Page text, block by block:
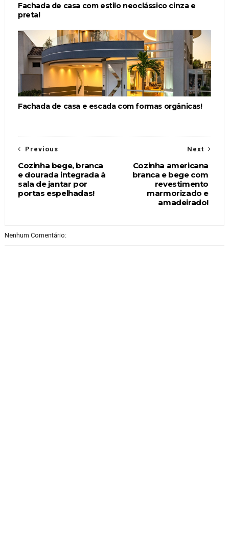
Fachada de casa com estilo neoclássico cinza e
preta!
Fachada de casa e escada com formas orgânicas!
Next
Cozinha americana
branca e bege com
revestimento
marmorizado e
amadeirado!
Previous
Cozinha bege, branca
e dourada integrada à
sala de jantar por
portas espelhadas!
Nenhum Comentário: